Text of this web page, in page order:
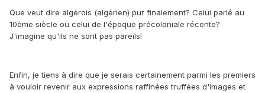
Que veut dire algérois (algérien) pur finalement? Celui parlé au
10ème siècle ou celui de l'époque précoloniale récente?
J'imagine qu'ils ne sont pas pareils!
Enfin, je tiens à dire que je serais certainement parmi les premiers
à vouloir revenir aux expressions raffinées truffées d'images et